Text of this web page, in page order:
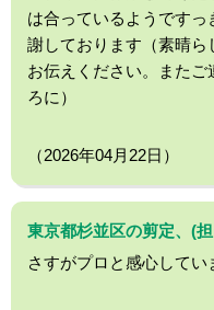
は合っているようです
謝しております（素晴ら
お伝えください。また
ろに）
（2026年04月22日）
東京都杉並区の剪定、(
さすがプロと感心してい